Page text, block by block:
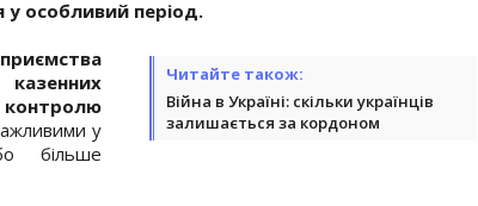
у особливий період.
Читайте також:
Війна в Україні: скільки українців
залишається за кордоном
у
більше